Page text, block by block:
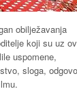
obilježavanja
koji su uz
uspomene,
sloga,